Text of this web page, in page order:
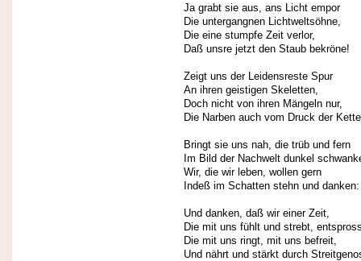
Ja grabt sie aus, ans Licht empor
Die untergangnen Lichtweltsöhne,
Die eine stumpfe Zeit verlor,
Daß unsre jetzt den Staub bekröne!
Zeigt uns der Leidensreste Spur
An ihren geistigen Skeletten,
Doch nicht von ihren Mängeln nur,
Die Narben auch vom Druck der
Bringt sie uns nah, die trüb und fern
Im Bild der Nachwelt dunkel
Wir, die wir leben, wollen gern
Indeß im Schatten stehn und danken:
Und danken, daß wir einer Zeit,
Die mit uns fühlt und strebt,
Die mit uns ringt, mit uns befreit,
Und nährt und stärkt durch